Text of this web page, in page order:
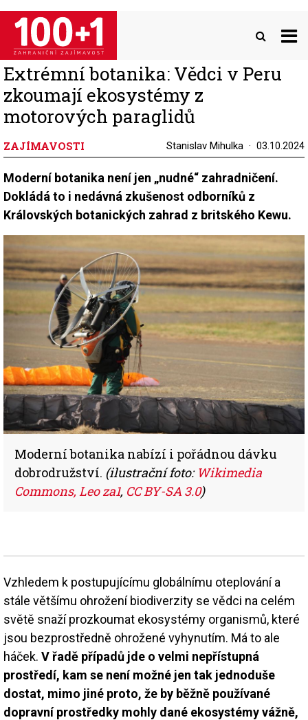
Přejít
hlavnímu
obsahu
Extrémní botanika: Vědci v Peru
zkoumají ekosystémy z
motorových paraglidů
ZAJÍMAVOSTI Stanislav Mihulka 03.10.2024
Moderní botanika není jen „nudné“ zahradničení.
Dokládá to i nedávná zkušenost odborníků z
Královských botanických zahrad z britského Kewu.
Moderní botanika nabízí i pořádnou dávku
dobrodružství. (ilustrační foto: Wikimedia
Commons, Leo za1, CC BY-SA 3.0)
Vzhledem k postupujícímu globálnímu oteplování a
stále většímu ohrožení biodiverzity se vědci na celém
světě snaží prozkoumat ekosystémy organismů, které
jsou bezprostředně ohrožené vyhynutím. Má to ale
háček. V řadě případů jde o velmi nepřístupná
prostředí, kam se není možné jen tak jednoduše
dostat, mimo jiné proto, že by běžně používané
dopravní prostředky mohly dané ekosystémy vážně,